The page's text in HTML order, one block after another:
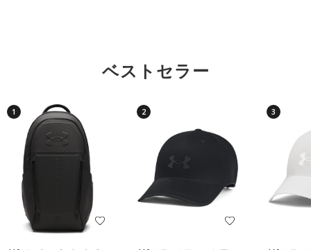
ベストセラー
1 2 3